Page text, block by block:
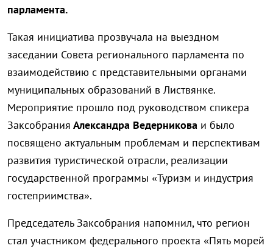
парламента.
Такая инициатива прозвучала на выездном
заседании Совета регионального парламента по
взаимодействию с представительными органами
муниципальных образований в Листвянке.
Мероприятие прошло под руководством спикера
Заксобрания Александра Ведерникова и было
посвящено актуальным проблемам и перспективам
развития туристической отрасли, реализации
государственной программы «Туризм и индустрия
гостеприимства».
Председатель Заксобрания напомнил, что регион
стал участником федерального проекта «Пять морей